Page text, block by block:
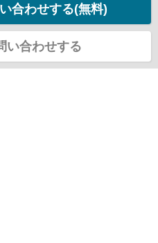
合わせする(無料)
い合わせする